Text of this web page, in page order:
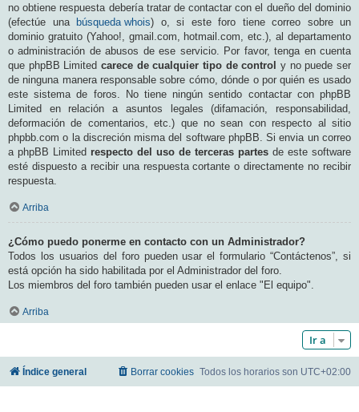
no obtiene respuesta debería tratar de contactar con el dueño del dominio
(efectúe una
búsqueda whois) o, si este foro tiene correo sobre un
dominio gratuito (Yahoo!, gmail.com, hotmail.com, etc.), al departamento
o administración de abusos de ese servicio. Por favor, tenga en cuenta
que phpBB Limited carece de cualquier tipo de control y no puede ser
de ninguna manera responsable sobre cómo, dónde o por quién es usado
este sistema de foros. No tiene ningún sentido contactar con phpBB
Limited en relación a asuntos legales (difamación, responsabilidad,
deformación de comentarios, etc.) que no sean con respecto al sitio
phpbb.com o la discreción misma del software phpBB. Si envia un correo
a phpBB Limited respecto del uso de terceras partes de este software
esté dispuesto a recibir una respuesta cortante o directamente no recibir
respuesta.
Arriba
¿Cómo puedo ponerme en contacto con un Administrador?
Todos los usuarios del foro pueden usar el formulario “Contáctenos”, si
está opción ha sido habilitada por el Administrador del foro.
Los miembros del foro también pueden usar el enlace "El equipo".
Arriba
Ir a
Índice general Todos los horarios son UTC+02:00
Borrar cookies